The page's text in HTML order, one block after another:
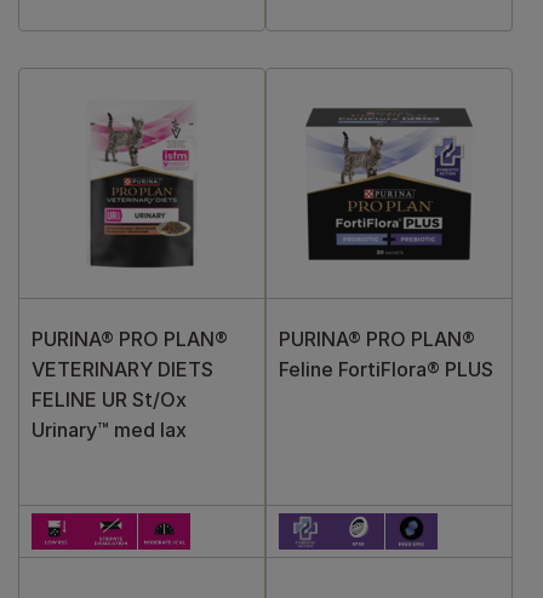
PURINA® PRO PLAN®
VETERINARY DIETS
FELINE UR St/Ox
Urinary™ med lax
PURINA® PRO PLAN®
Feline FortiFlora® PLUS